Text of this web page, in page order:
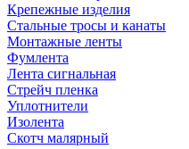
Крепежные изделия
Стальные тросы и канаты
Монтажные ленты
Фумлента
Лента сигнальная
Стрейч пленка
Уплотнители
Изолента
Скотч малярный